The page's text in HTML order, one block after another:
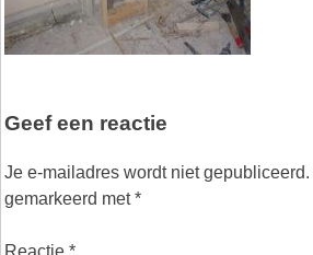
Geef een reactie
Je e-mailadres wordt niet gepubliceerd.
gemarkeerd met*
Reactie *